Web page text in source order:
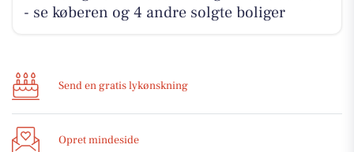
- se køberen og 4 andre solgte boliger
Send en gratis lykønskning
Opret mindeside